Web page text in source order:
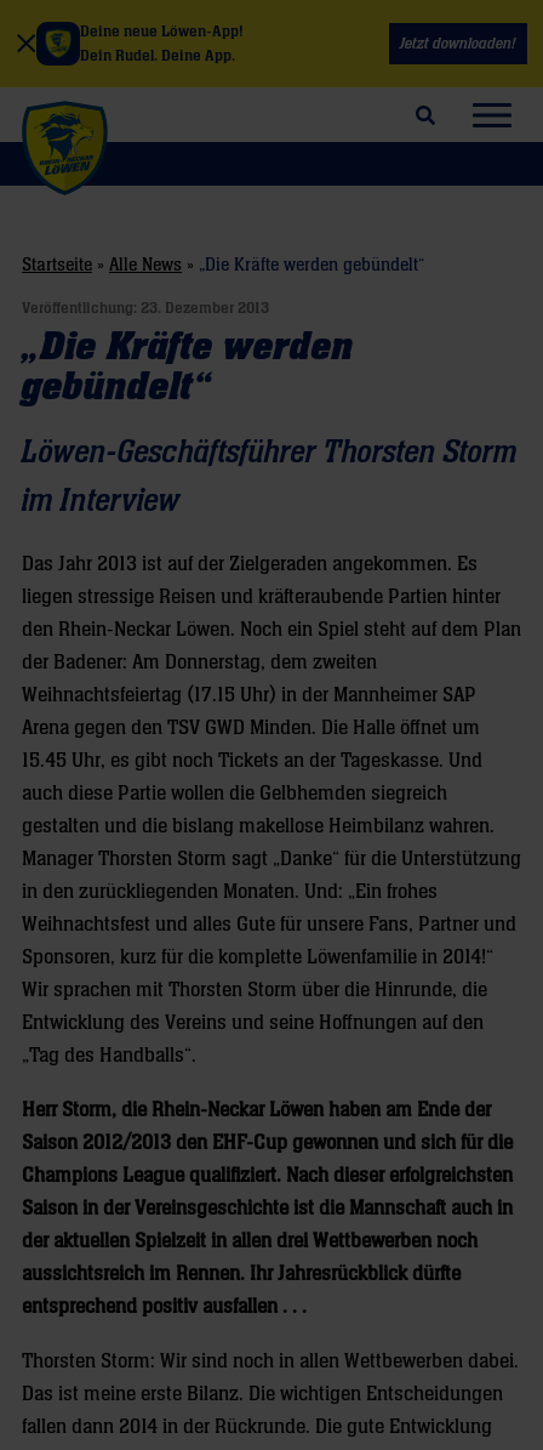
Deine neue Löwen-App!
Dein Rudel. Deine App.
Jetzt downloaden!
Suchfeld öffnen
Startseite » Alle News » „Die Kräfte werden gebündelt“
Veröffentlichung: 23. Dezember 2013
„Die Kräfte werden
gebündelt“
Löwen-Geschäftsführer Thorsten Storm
im Interview
Das Jahr 2013 ist auf der Zielgeraden angekommen. Es
liegen stressige Reisen und kräfteraubende Partien hinter
den Rhein-Neckar Löwen. Noch ein Spiel steht auf dem Plan
der Badener: Am Donnerstag, dem zweiten
Weihnachtsfeiertag (17.15 Uhr) in der Mannheimer SAP
Arena gegen den TSV GWD Minden. Die Halle öffnet um
15.45 Uhr, es gibt noch Tickets an der Tageskasse. Und
auch diese Partie wollen die Gelbhemden siegreich
gestalten und die bislang makellose Heimbilanz wahren.
Manager Thorsten Storm sagt „Danke“ für die Unterstützung
in den zurückliegenden Monaten. Und: „Ein frohes
Weihnachtsfest und alles Gute für unsere Fans, Partner und
Sponsoren, kurz für die komplette Löwenfamilie in 2014!“
Wir sprachen mit Thorsten Storm über die Hinrunde, die
Entwicklung des Vereins und seine Hoffnungen auf den
„Tag des Handballs“.
Herr Storm, die Rhein-Neckar Löwen haben am Ende der
Saison 2012/2013 den EHF-Cup gewonnen und sich für die
Champions League qualifiziert. Nach dieser erfolgreichsten
Saison in der Vereinsgeschichte ist die Mannschaft auch in
der aktuellen Spielzeit in allen drei Wettbewerben noch
aussichtsreich im Rennen. Ihr Jahresrückblick dürfte
entsprechend positiv ausfallen . . .
Thorsten Storm: Wir sind noch in allen Wettbewerben dabei.
Das ist meine erste Bilanz. Die wichtigen Entscheidungen
fallen dann 2014 in der Rückrunde. Die gute Entwicklung